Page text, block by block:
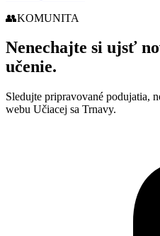
👥KOMUNITA
Nenechajte si ujsť
učenie.
Sledujte pripravované podujatia,
webu Učiacej sa Trnavy.